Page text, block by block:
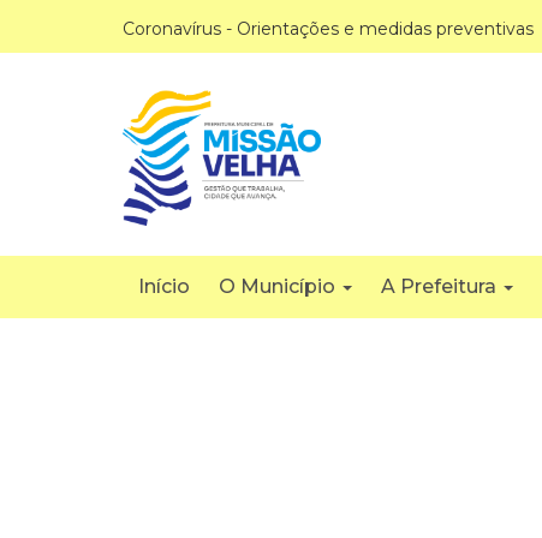
Coronavírus - Orientações e medidas preventivas
Início O Município A Prefeitura